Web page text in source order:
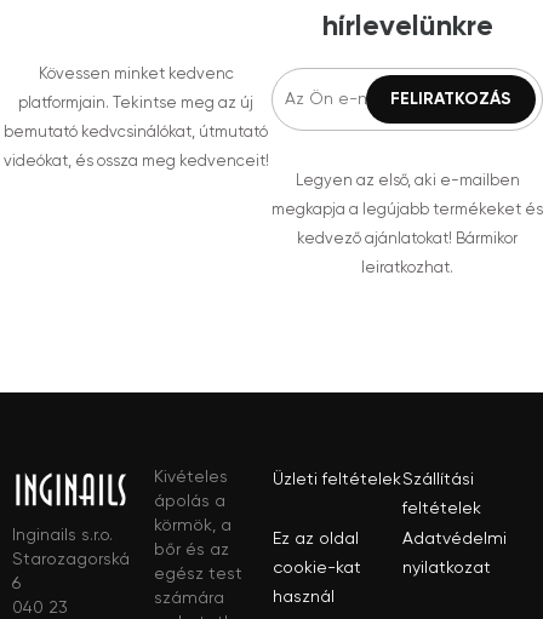
Kövessen minket kedvenc
platformjain. Tekintse meg az új
bemutató kedvcsinálókat, útmutató
videókat, és ossza meg kedvenceit!
hírlevelünkre
Legyen az első, aki e-mailben
megkapja a legújabb termékeket és
kedvező ajánlatokat! Bármikor
leiratkozhat.
Inginails s.r.o.
Starozagorská
6
040 23
Kivételes
ápolás a
körmök, a
bőr és az
egész test
számára
Üzleti feltételekSzállítási
feltételek
Ez az oldal
cookie-kat
használ
Adatvédelmi
nyilatkozat